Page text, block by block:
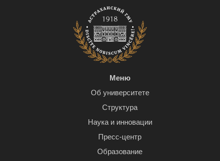
Меню
Об университете
Структура
Наука и инновации
Пресс-центр
Образование